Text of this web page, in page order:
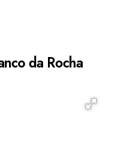
da Rocha